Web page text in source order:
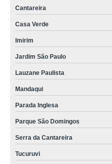
Cantareira
Casa Verde
Imirim
Jardim São Paulo
Lauzane Paulista
Mandaqui
Parada Inglesa
Parque São Domingos
Serra da Cantareira
Tucuruvi